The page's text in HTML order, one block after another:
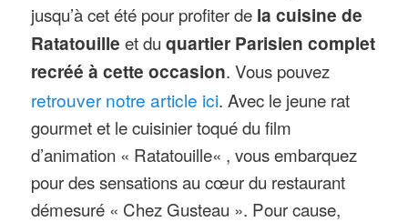
jusqu’à cet été pour profiter de la cuisine de
Ratatouille et duquartier Parisien complet
recréé à cette occasion. Vous pouvez
retrouver notre article ici. Avec le jeune rat
gourmet et le cuisinier toqué du film
d’animation « Ratatouille« , vous embarquez
pour des sensations au cœur du restaurant
démesuré « Chez Gusteau ». Pour cause,